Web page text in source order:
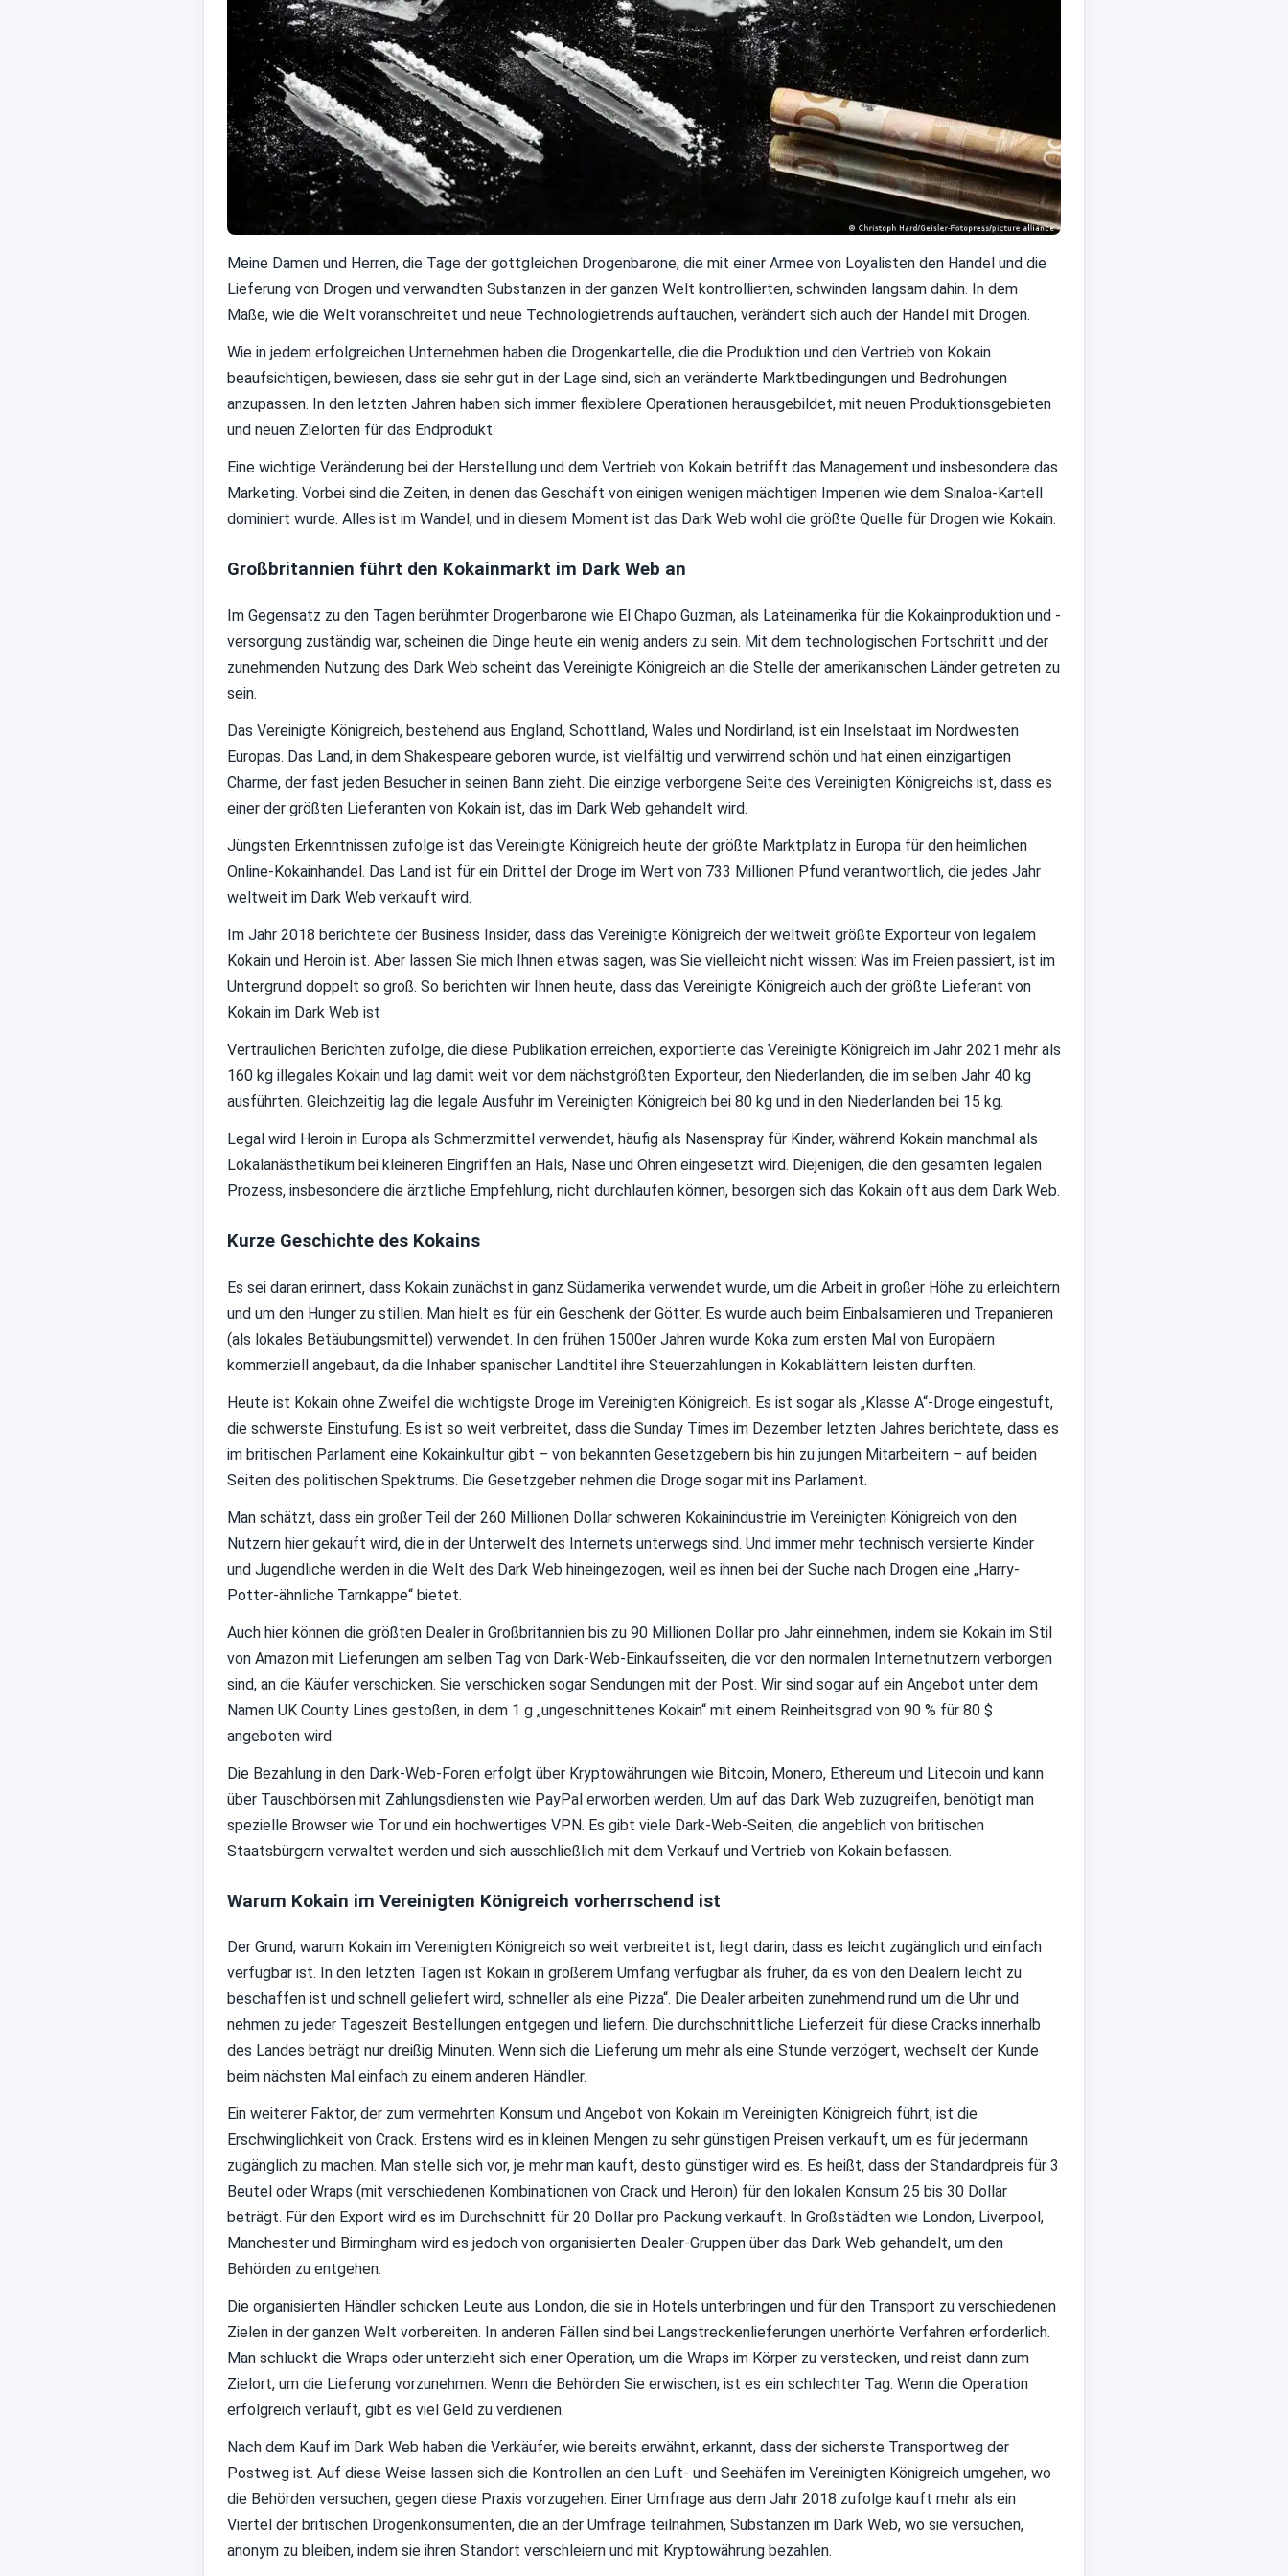
Meine Damen und Herren, die Tage der gottgleichen Drogenbarone, die mit einer Armee von Loyalisten den Handel und die
Lieferung von Drogen und verwandten Substanzen in der ganzen Welt kontrollierten, schwinden langsam dahin. In dem
Maße, wie die Welt voranschreitet und neue Technologietrends auftauchen, verändert sich auch der Handel mit Drogen.
Wie in jedem erfolgreichen Unternehmen haben die Drogenkartelle, die die Produktion und den Vertrieb von Kokain
beaufsichtigen, bewiesen, dass sie sehr gut in der Lage sind, sich an veränderte Marktbedingungen und Bedrohungen
anzupassen. In den letzten Jahren haben sich immer flexiblere Operationen herausgebildet, mit neuen Produktionsgebieten
und neuen Zielorten für das Endprodukt.
Eine wichtige Veränderung bei der Herstellung und dem Vertrieb von Kokain betrifft das Management und insbesondere das
Marketing. Vorbei sind die Zeiten, in denen das Geschäft von einigen wenigen mächtigen Imperien wie dem Sinaloa-Kartell
dominiert wurde. Alles ist im Wandel, und in diesem Moment ist das Dark Web wohl die größte Quelle für Drogen wie Kokain.
Großbritannien führt den Kokainmarkt im Dark Web an
Im Gegensatz zu den Tagen berühmter Drogenbarone wie El Chapo Guzman, als Lateinamerika für die Kokainproduktion und -
versorgung zuständig war, scheinen die Dinge heute ein wenig anders zu sein. Mit dem technologischen Fortschritt und der
zunehmenden Nutzung des Dark Web scheint das Vereinigte Königreich an die Stelle der amerikanischen Länder getreten zu
sein.
Das Vereinigte Königreich, bestehend aus England, Schottland, Wales und Nordirland, ist ein Inselstaat im Nordwesten
Europas. Das Land, in dem Shakespeare geboren wurde, ist vielfältig und verwirrend schön und hat einen einzigartigen
Charme, der fast jeden Besucher in seinen Bann zieht. Die einzige verborgene Seite des Vereinigten Königreichs ist, dass es
einer der größten Lieferanten von Kokain ist, das im Dark Web gehandelt wird.
Jüngsten Erkenntnissen zufolge ist das Vereinigte Königreich heute der größte Marktplatz in Europa für den heimlichen
Online-Kokainhandel. Das Land ist für ein Drittel der Droge im Wert von 733 Millionen Pfund verantwortlich, die jedes Jahr
weltweit im Dark Web verkauft wird.
Im Jahr 2018 berichtete der Business Insider, dass das Vereinigte Königreich der weltweit größte Exporteur von legalem
Kokain und Heroin ist. Aber lassen Sie mich Ihnen etwas sagen, was Sie vielleicht nicht wissen: Was im Freien passiert, ist im
Untergrund doppelt so groß. So berichten wir Ihnen heute, dass das Vereinigte Königreich auch der größte Lieferant von
Kokain im Dark Web ist
Vertraulichen Berichten zufolge, die diese Publikation erreichen, exportierte das Vereinigte Königreich im Jahr 2021 mehr als
160 kg illegales Kokain und lag damit weit vor dem nächstgrößten Exporteur, den Niederlanden, die im selben Jahr 40 kg
ausführten. Gleichzeitig lag die legale Ausfuhr im Vereinigten Königreich bei 80 kg und in den Niederlanden bei 15 kg.
Legal wird Heroin in Europa als Schmerzmittel verwendet, häufig als Nasenspray für Kinder, während Kokain manchmal als
Lokalanästhetikum bei kleineren Eingriffen an Hals, Nase und Ohren eingesetzt wird. Diejenigen, die den gesamten legalen
Prozess, insbesondere die ärztliche Empfehlung, nicht durchlaufen können, besorgen sich das Kokain oft aus dem Dark Web.
Kurze Geschichte des Kokains
Es sei daran erinnert, dass Kokain zunächst in ganz Südamerika verwendet wurde, um die Arbeit in großer Höhe zu erleichtern
und um den Hunger zu stillen. Man hielt es für ein Geschenk der Götter. Es wurde auch beim Einbalsamieren und Trepanieren
(als lokales Betäubungsmittel) verwendet. In den frühen 1500er Jahren wurde Koka zum ersten Mal von Europäern
kommerziell angebaut, da die Inhaber spanischer Landtitel ihre Steuerzahlungen in Kokablättern leisten durften.
Heute ist Kokain ohne Zweifel die wichtigste Droge im Vereinigten Königreich. Es ist sogar als „Klasse A“-Droge eingestuft,
die schwerste Einstufung. Es ist so weit verbreitet, dass die Sunday Times im Dezember letzten Jahres berichtete, dass es
im britischen Parlament eine Kokainkultur gibt – von bekannten Gesetzgebern bis hin zu jungen Mitarbeitern – auf beiden
Seiten des politischen Spektrums. Die Gesetzgeber nehmen die Droge sogar mit ins Parlament.
Man schätzt, dass ein großer Teil der 260 Millionen Dollar schweren Kokainindustrie im Vereinigten Königreich von den
Nutzern hier gekauft wird, die in der Unterwelt des Internets unterwegs sind. Und immer mehr technisch versierte Kinder
und Jugendliche werden in die Welt des Dark Web hineingezogen, weil es ihnen bei der Suche nach Drogen eine „Harry-
Potter-ähnliche Tarnkappe“ bietet.
Auch hier können die größten Dealer in Großbritannien bis zu 90 Millionen Dollar pro Jahr einnehmen, indem sie Kokain im Stil
von Amazon mit Lieferungen am selben Tag von Dark-Web-Einkaufsseiten, die vor den normalen Internetnutzern verborgen
sind, an die Käufer verschicken. Sie verschicken sogar Sendungen mit der Post. Wir sind sogar auf ein Angebot unter dem
Namen UK County Lines gestoßen, in dem 1 g „ungeschnittenes Kokain“ mit einem Reinheitsgrad von 90 % für 80 $
angeboten wird.
Die Bezahlung in den Dark-Web-Foren erfolgt über Kryptowährungen wie Bitcoin, Monero, Ethereum und Litecoin und kann
über Tauschbörsen mit Zahlungsdiensten wie PayPal erworben werden. Um auf das Dark Web zuzugreifen, benötigt man
spezielle Browser wie Tor und ein hochwertiges VPN. Es gibt viele Dark-Web-Seiten, die angeblich von britischen
Staatsbürgern verwaltet werden und sich ausschließlich mit dem Verkauf und Vertrieb von Kokain befassen.
Warum Kokain im Vereinigten Königreich vorherrschend ist
Der Grund, warum Kokain im Vereinigten Königreich so weit verbreitet ist, liegt darin, dass es leicht zugänglich und einfach
verfügbar ist. In den letzten Tagen ist Kokain in größerem Umfang verfügbar als früher, da es von den Dealern leicht zu
beschaffen ist und schnell geliefert wird, schneller als eine Pizza“. Die Dealer arbeiten zunehmend rund um die Uhr und
nehmen zu jeder Tageszeit Bestellungen entgegen und liefern. Die durchschnittliche Lieferzeit für diese Cracks innerhalb
des Landes beträgt nur dreißig Minuten. Wenn sich die Lieferung um mehr als eine Stunde verzögert, wechselt der Kunde
beim nächsten Mal einfach zu einem anderen Händler.
Ein weiterer Faktor, der zum vermehrten Konsum und Angebot von Kokain im Vereinigten Königreich führt, ist die
Erschwinglichkeit von Crack. Erstens wird es in kleinen Mengen zu sehr günstigen Preisen verkauft, um es für jedermann
zugänglich zu machen. Man stelle sich vor, je mehr man kauft, desto günstiger wird es. Es heißt, dass der Standardpreis für 3
Beutel oder Wraps (mit verschiedenen Kombinationen von Crack und Heroin) für den lokalen Konsum 25 bis 30 Dollar
beträgt. Für den Export wird es im Durchschnitt für 20 Dollar pro Packung verkauft. In Großstädten wie London, Liverpool,
Manchester und Birmingham wird es jedoch von organisierten Dealer-Gruppen über das Dark Web gehandelt, um den
Behörden zu entgehen.
Die organisierten Händler schicken Leute aus London, die sie in Hotels unterbringen und für den Transport zu verschiedenen
Zielen in der ganzen Welt vorbereiten. In anderen Fällen sind bei Langstreckenlieferungen unerhörte Verfahren erforderlich.
Man schluckt die Wraps oder unterzieht sich einer Operation, um die Wraps im Körper zu verstecken, und reist dann zum
Zielort, um die Lieferung vorzunehmen. Wenn die Behörden Sie erwischen, ist es ein schlechter Tag. Wenn die Operation
erfolgreich verläuft, gibt es viel Geld zu verdienen.
Nach dem Kauf im Dark Web haben die Verkäufer, wie bereits erwähnt, erkannt, dass der sicherste Transportweg der
Postweg ist. Auf diese Weise lassen sich die Kontrollen an den Luft- und Seehäfen im Vereinigten Königreich umgehen, wo
die Behörden versuchen, gegen diese Praxis vorzugehen. Einer Umfrage aus dem Jahr 2018 zufolge kauft mehr als ein
Viertel der britischen Drogenkonsumenten, die an der Umfrage teilnahmen, Substanzen im Dark Web, wo sie versuchen,
anonym zu bleiben, indem sie ihren Standort verschleiern und mit Kryptowährung bezahlen.